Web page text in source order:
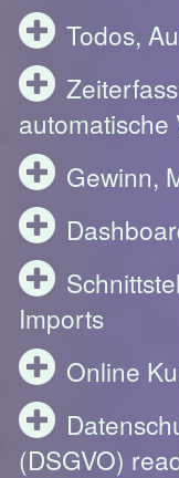
Todos,
automatische
Gewinn,
Imports
Online
(DSGVO)